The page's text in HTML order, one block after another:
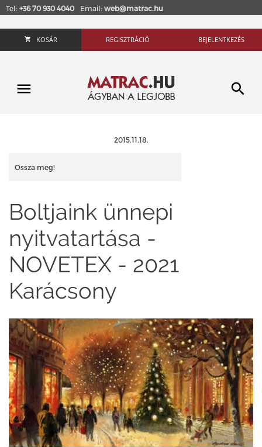
Tel: +36 70 930 4040 Email: web@matrac.hu
KOSÁR REGISZTRÁCIÓ BEJELENTKEZÉS
2015.11.18.
Ossza meg!
Boltjaink ünnepi
nyitvatartása -
NOVETEX - 2021
Karácsony